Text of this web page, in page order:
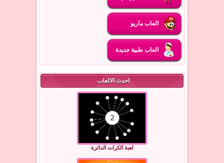
العاب ماريو
العاب طبية جديدة
احدث الالعاب
لعبة الكرات الدائرة